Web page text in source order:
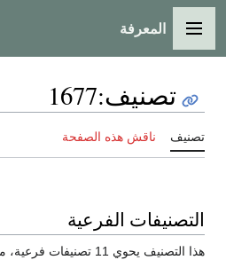
القائمة الرئيسية
المعرفة
تصنيف:
1677
تصنيف ناقش هذه الصفحة
التصنيفات الفرعية
هذا التصنيف يحوي 11 تصنيفات فرعية، من إجمالي 11.